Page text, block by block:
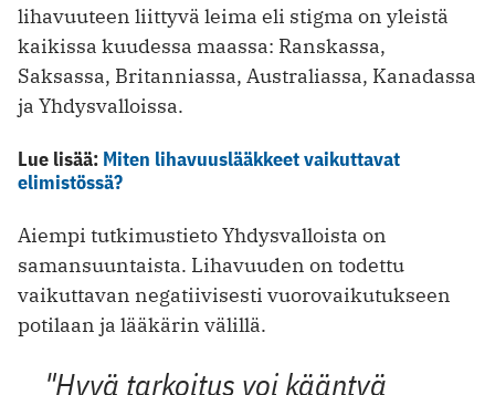
lihavuuteen liittyvä leima eli stigma on yleistä
kaikissa kuudessa maassa: Ranskassa,
Saksassa, Britanniassa, Australiassa, Kanadassa
ja Yhdysvalloissa.
Lue lisää: Miten lihavuuslääkkeet vaikuttavat
elimistössä?
Aiempi tutkimustieto Yhdysvalloista on
samansuuntaista. Lihavuuden on todettu
vaikuttavan negatiivisesti vuorovaikutukseen
potilaan ja lääkärin välillä.
"Hyvä tarkoitus voi kääntyä